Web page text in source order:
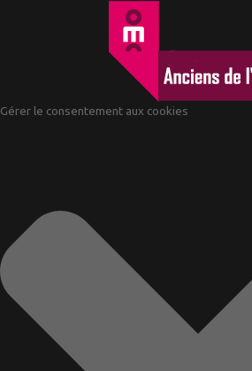
Gérer le consentement aux cookies